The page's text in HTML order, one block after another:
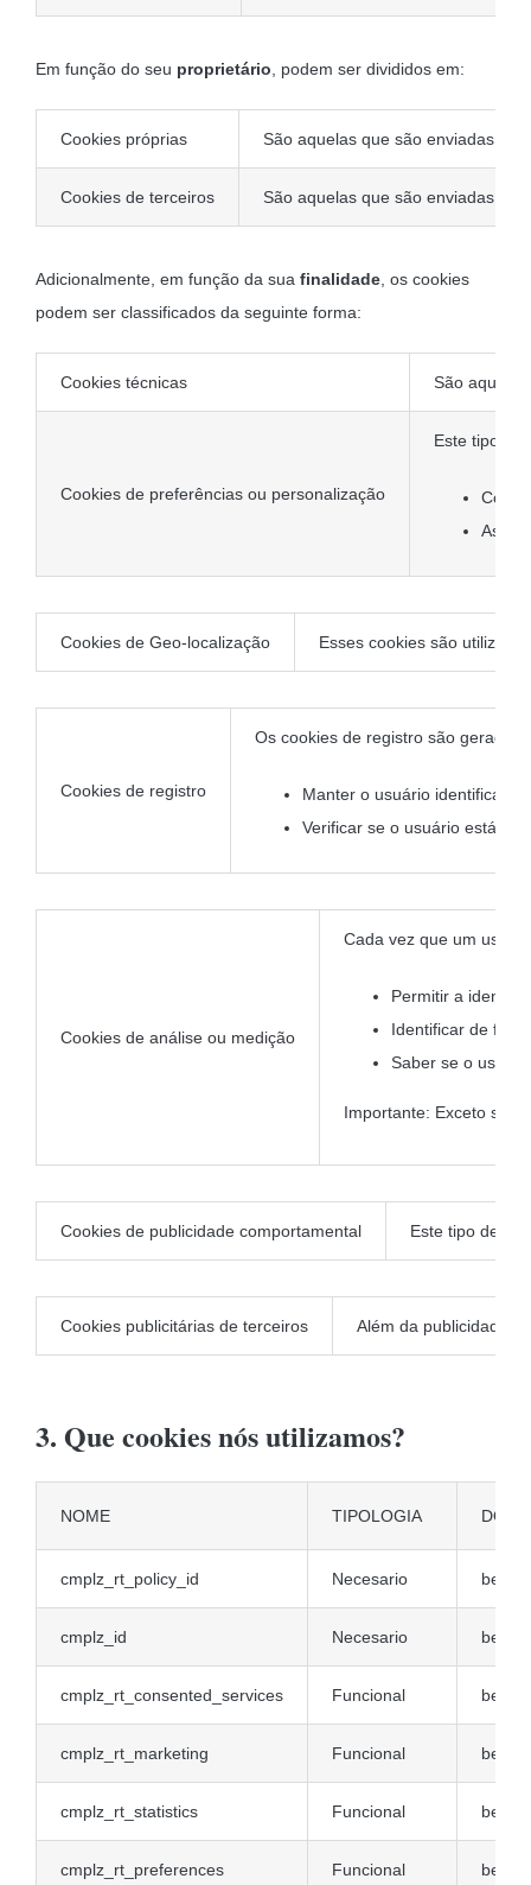
Em função do seu proprietário , podem ser divididos em:
Cookies próprias São aquelas que são enviadas ao
Cookies de terceiros São aquelas que são enviadas ao
Adicionalmente, em função da sua finalidade, os cookies
podem ser classificados da seguinte forma:
Cookies técnicas São
Cookies de preferências ou personalização
Este tipo de
As
Cookies de Geo-localização Esses cookies são
Cookies de registro
Os cookies de registro são gerados
Manter o usuário identificado
Verificar se o usuário está
Cookies de análise ou medição
Cada vez que um
Permitir a
Identificar de
Saber se o
Importante: Exceto se o
Cookies de publicidade comportamental Este tipo de
Cookies publicitárias de terceiros Além da publicidade
3. Que cookies nós utilizamos?
NOME TIPOLOGIA
cmplz_rt_policy_id Necesario
cmplz_id Necesario
cmplz_rt_consented_services Funcional
cmplz_rt_marketing Funcional
cmplz_rt_statistics Funcional
cmplz_rt_preferences Funcional